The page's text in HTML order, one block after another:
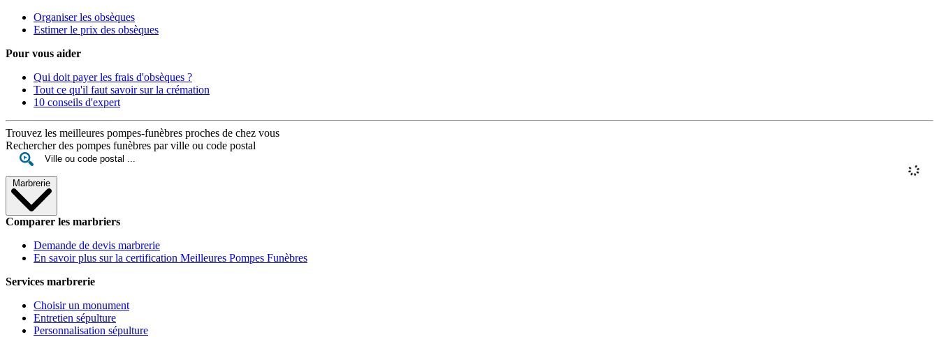
Organiser les obsèques
Estimer le prix des obsèques
Pour vous aider
Qui doit payer les frais d'obsèques ?
Tout ce qu'il faut savoir sur la crémation
10 conseils d'expert
Trouvez les meilleures pompes-funèbres proches de chez vous
Rechercher des pompes funèbres par ville ou code postal
Marbrerie
Comparer les marbriers
Demande de devis marbrerie
En savoir plus sur la certification Meilleures Pompes Funèbres
Services marbrerie
Choisir un monument
Entretien sépulture
Personnalisation sépulture